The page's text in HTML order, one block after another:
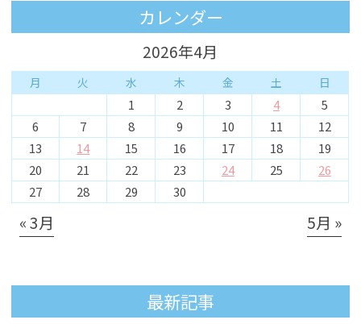
カレンダー
2026年4月
月 火 水 木 金 土 日
1 2 3 4
5
6
7 8 9 10 11
12
13
14 15 16 17 18
19
20
21 22 23 24 25
26
27
28 29 30
« 3月 5月 »
最新記事